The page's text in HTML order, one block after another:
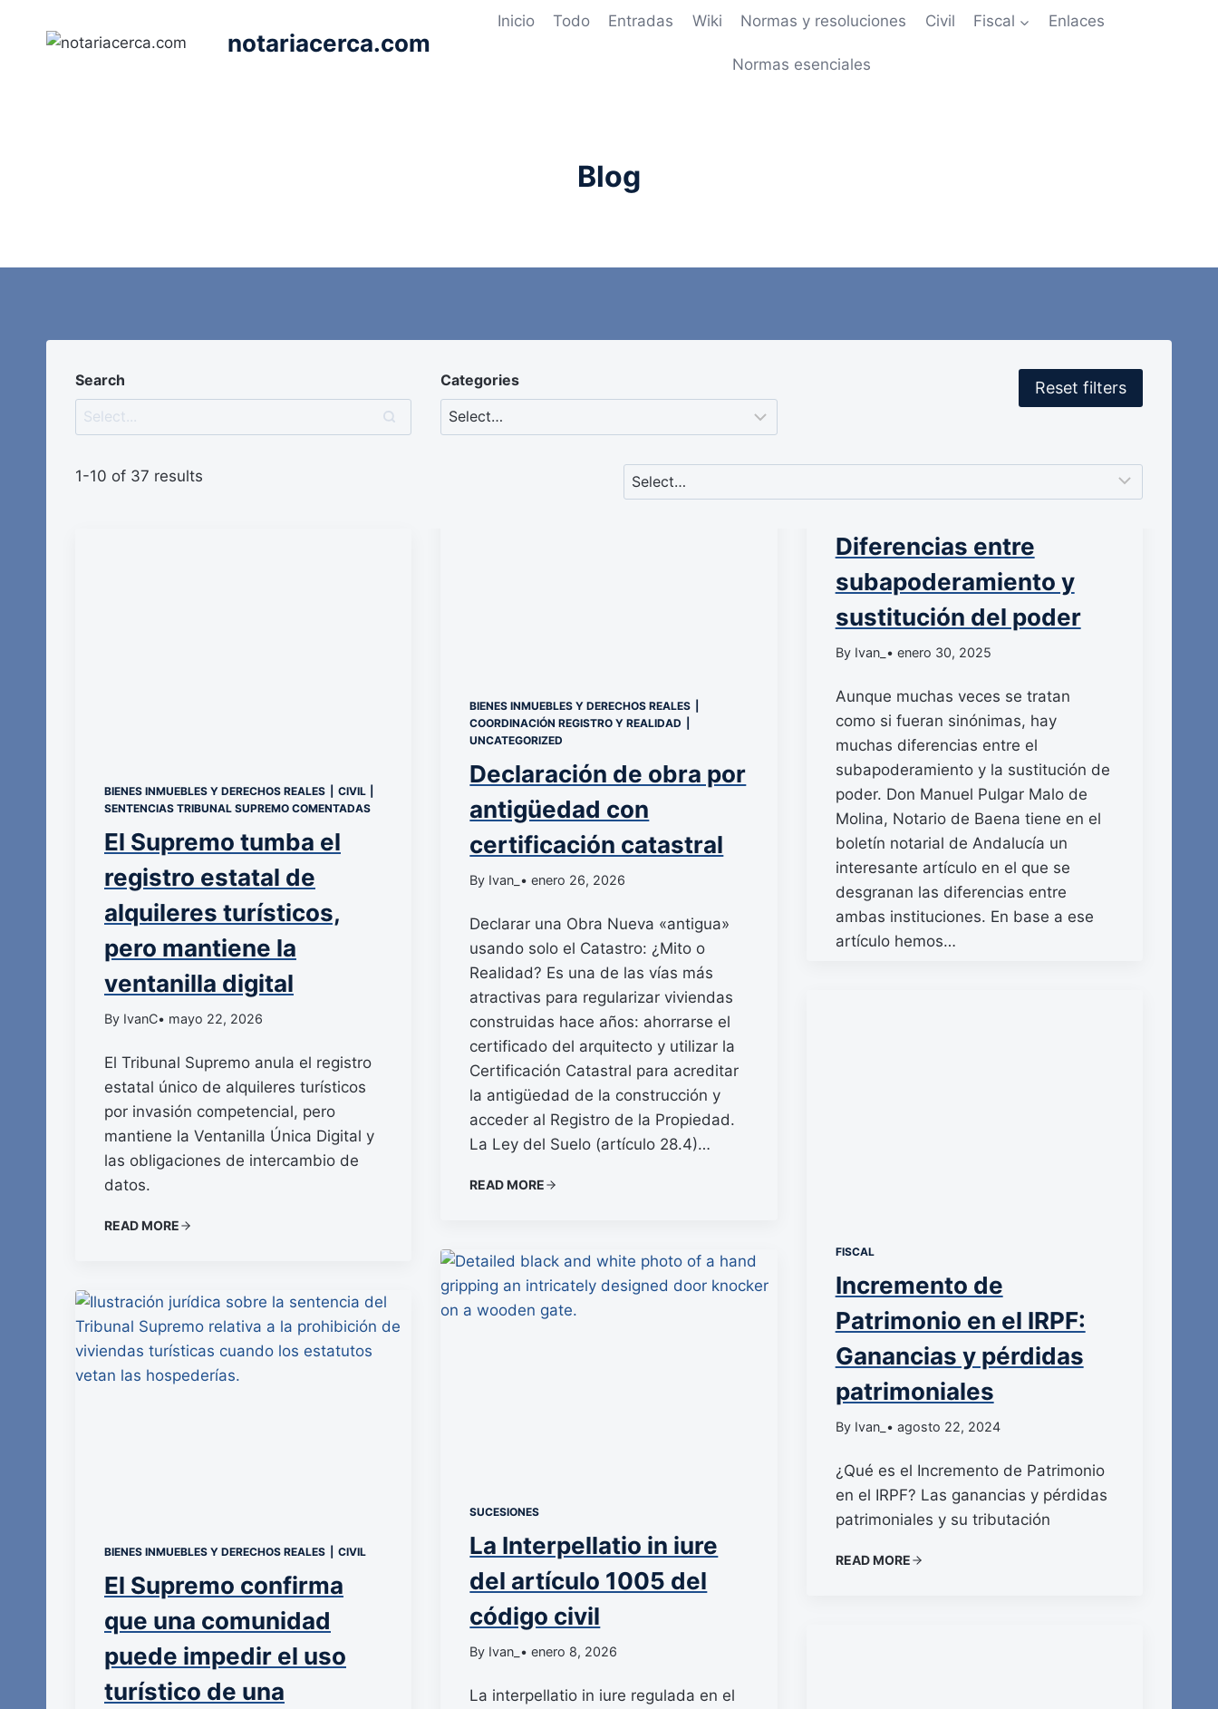
notariacerca.com
Inicio Todo Entradas Wiki Normas y resoluciones Civil Fiscal Enlaces
Normas esenciales
Blog
Search Categories Reset filters
1-10 of 37 results
BIENES INMUEBLES Y DERECHOS REALES CIVIL
SENTENCIAS TRIBUNAL SUPREMO COMENTADAS
El Supremo tumba el
registro estatal de
alquileres turísticos,
pero mantiene la
ventanilla digital
By IvanC• mayo 22, 2026
El Tribunal Supremo anula el registro
estatal único de alquileres turísticos
por invasión competencial, pero
mantiene la Ventanilla Única Digital y
las obligaciones de intercambio de
datos.
READ MORE
BIENES INMUEBLES Y DERECHOS REALES CIVIL
El Supremo confirma
que una comunidad
puede impedir el uso
turístico de una
BIENES INMUEBLES Y DERECHOS REALES
COORDINACIÓN REGISTRO Y REALIDAD
UNCATEGORIZED
Declaración de obra por
antigüedad con
certificación catastral
By Ivan_ • enero 26, 2026
Declarar una Obra Nueva «antigua»
usando solo el Catastro: ¿Mito o
Realidad? Es una de las vías más
atractivas para regularizar viviendas
construidas hace años: ahorrarse el
certificado del arquitecto y utilizar la
Certificación Catastral para acreditar
la antigüedad de la construcción y
acceder al Registro de la Propiedad.
La Ley del Suelo (artículo 28.4)…
READ MORE
SUCESIONES
La Interpellatio in iure
del artículo 1005 del
código civil
By Ivan_ • enero 8, 2026
La interpellatio in iure regulada en el
Diferencias entre
subapoderamiento y
sustitución del poder
By Ivan_ • enero 30, 2025
Aunque muchas veces se tratan
como si fueran sinónimas, hay
muchas diferencias entre el
subapoderamiento y la sustitución de
poder. Don Manuel Pulgar Malo de
Molina, Notario de Baena tiene en el
boletín notarial de Andalucía un
interesante artículo en el que se
desgranan las diferencias entre
ambas instituciones. En base a ese
artículo hemos…
FISCAL
Incremento de
Patrimonio en el IRPF:
Ganancias y pérdidas
patrimoniales
By Ivan_ • agosto 22, 2024
¿Qué es el Incremento de Patrimonio
en el IRPF? Las ganancias y pérdidas
patrimoniales y su tributación
READ MORE